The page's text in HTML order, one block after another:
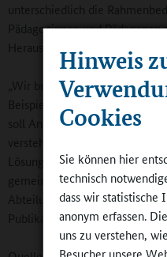
Hinweis
Cookies
Sie können hier
technisch
dass wir statistische
anonym erfassen.
uns zu verstehen,
Besucher unsere
unterschiedlich die
Pädagoginnen und
Herausforderungen und haben
„Wir brauchen den
Beispiele, die es in den
soll Anregungen geben. Aber
verstehen, miteinander zu
Lösungen zu suchen, damit
gemeinsam bewältigen“, sagt
Abteilungsleiterin Programme
Publikation.